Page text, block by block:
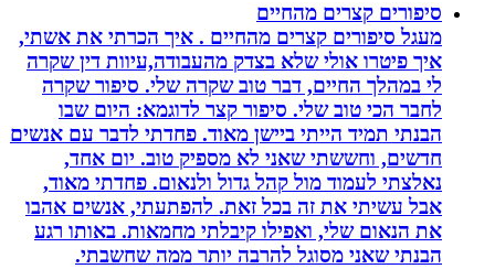
סיפורים קצרים מהחיים
מעגל סיפורים קצרים מהחיים . איך הכרתי את אשתי,
איך פיטרו אולי שלא בצדק מהעבודה,עיוות דין שקרה
לי במהלך החיים, דבר טוב שקרה שלי. סיפור שקרה
לחבר הכי טוב שלי. סיפור קצר לדוגמא: היום שבו
הבנתי תמיד הייתי ביישן מאוד. פחדתי לדבר עם אנשים
חדשים, וחששתי שאני לא מספיק טוב. יום אחד,
נאלצתי לעמוד מול קהל גדול ולנאום. פחדתי מאוד,
אבל עשיתי את זה בכל זאת. להפתעתי, אנשים אהבו
את הנאום שלי, ואפילו קיבלתי מחמאות. באותו רגע
הבנתי שאני מסוגל להרבה יותר ממה שחשבתי.